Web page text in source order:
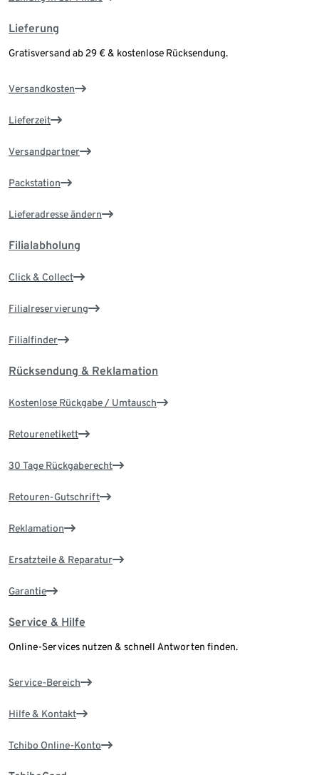
Lieferung
Gratisversand ab 29 € & kostenlose Rücksendung.
Versandkosten
Lieferzeit
Versandpartner
Packstation
Lieferadresse ändern
Filialabholung
Click & Collect
Filialreservierung
Filialfinder
Rücksendung & Reklamation
Kostenlose Rückgabe / Umtausch
Retourenetikett
30 Tage Rückgaberecht
Retouren-Gutschrift
Reklamation
Ersatzteile & Reparatur
Garantie
Service & Hilfe
Online-Services nutzen & schnell Antworten finden.
Service-Bereich
Hilfe & Kontakt
Tchibo Online-Konto